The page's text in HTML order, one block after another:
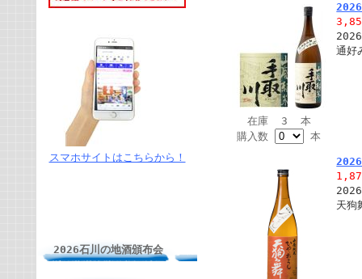
スマホサイトはこちらから！
2026石川の地酒頒布会
在庫 3 本
購入数
本
通好
天狗